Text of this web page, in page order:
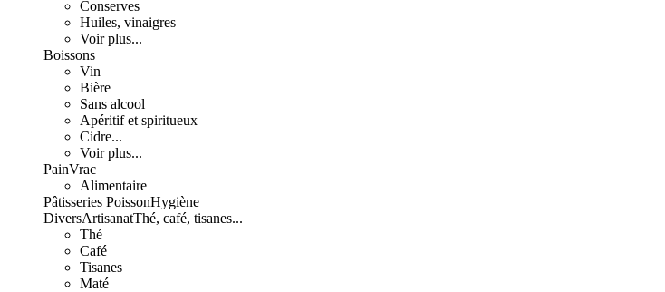
Conserves
Huiles, vinaigres
Voir plus...
Boissons
Vin
Bière
Sans alcool
Apéritif et spiritueux
Cidre...
Voir plus...
PainVrac
Alimentaire
Pâtisseries PoissonHygiène
DiversArtisanatThé, café, tisanes...
Thé
Café
Tisanes
Maté